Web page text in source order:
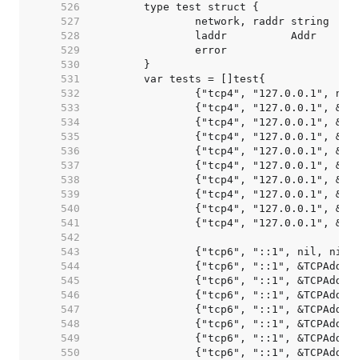
   526
   527
   528
   529
   530
   531
   532
   533
   534
   535
   536
   537
   538
   539
   540
   541
   542
   543
   544
   545
   546
   547
   548
   549
   550